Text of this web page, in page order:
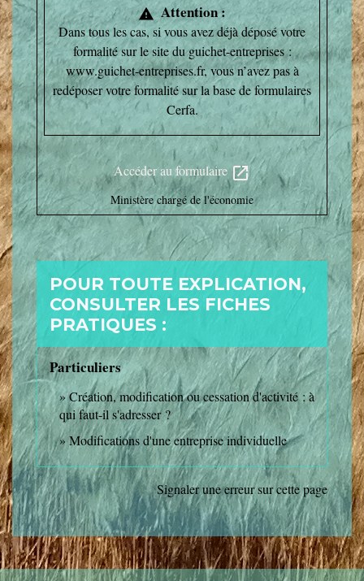
warning Attention :
Dans tous les cas, si vous avez déjà déposé votre
formalité sur le site du guichet-entreprises :
www.guichet-entreprises.fr, vous n’avez pas à
redéposer votre formalité sur la base de formulaires
Cerfa.
Accéder au formulaire open_in_new
Ministère chargé de l'économie
POUR TOUTE EXPLICATION,
CONSULTER LES FICHES
PRATIQUES :
Particuliers
Création, modification ou cessation d'activité : à
qui faut-il s'adresser ?
Modifications d'une entreprise individuelle
Signaler une erreur sur cette page